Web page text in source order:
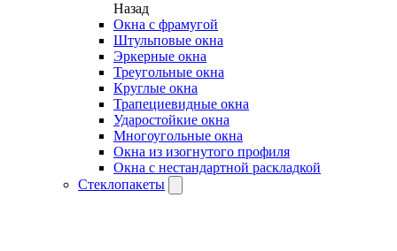
Назад
Окна с фрамугой
Штульповые окна
Эркерные окна
Треугольные окна
Круглые окна
Трапециевидные окна
Ударостойкие окна
Многоугольные окна
Окна из изогнутого профиля
Окна с нестандартной раскладкой
Стеклопакеты